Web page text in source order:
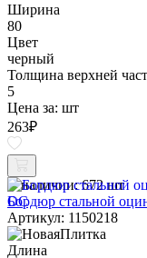
Ширина
80
Цвет
черный
Толщина верхней
5
Цена за: шт
263₽
В наличии: 672 шт
Бордюр стальной
Артикул: 1150218
Длина